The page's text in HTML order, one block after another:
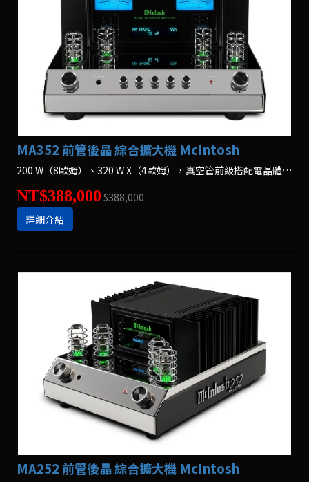
MA352 前管後晶 綜合擴大機 McIntosh
200 W（8歐姆）、320 W X（4歐姆），真空管前級搭配電晶體功率擴大機
NT$388,000 $388,000
詳細介紹
MA252 前管後晶 綜合擴大機 McIntosh